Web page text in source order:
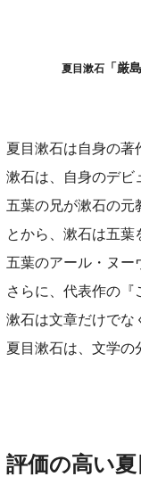
夏目漱石 「厳
夏目漱石は自身の著
漱石は、自身のデ
五葉の兄が漱石の元
とから、漱石は五葉
五葉のアール・ヌー
さらに、代表作の『
漱石は文章だけでな
夏目漱石は、文学の
評価の高い